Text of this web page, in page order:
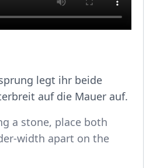
legt ihr beide
auf die Mauer auf.
a stone, place both
width apart on the